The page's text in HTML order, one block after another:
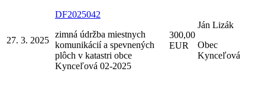
27. 3. 2025
DF2025042
zimná údržba miestnych
komunikácií a spevnených
plôch v katastri obce
Kynceľová 02-2025
300,00
EUR
Ján Lizák
Obec
Kynceľová